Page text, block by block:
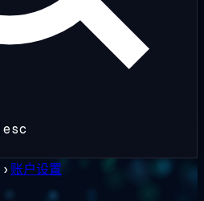
esc
› 账户设置